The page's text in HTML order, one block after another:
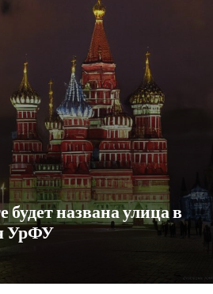
будет названа улица в
УрФУ